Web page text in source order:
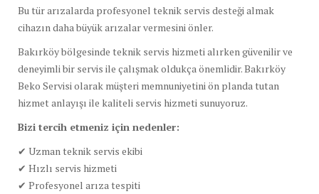
Bu türarızalarda profesyonel teknik servis desteği almak
cihazın daha büyükarızalarvermesini önler.
Bakırköybölgesinde teknik servis hizmeti alırken güvenilirve
deneyimli bir servis ile çalışmakoldukça önemlidir.Bakırköy
Beko Servisi olarak müşteri memnuniyetini ön planda tutan
hizmet anlayışı ile kaliteli servis hizmeti sunuyoruz.
Bizi tercih etmeniz için nedenler:
✔ Uzman teknik servis ekibi
✔ Hızlı servis hizmeti
✔ Profesyonel arıza tespiti